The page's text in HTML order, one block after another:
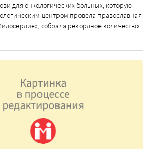
для онкологических больных, которую
центром провела православная
собрала рекордное количество